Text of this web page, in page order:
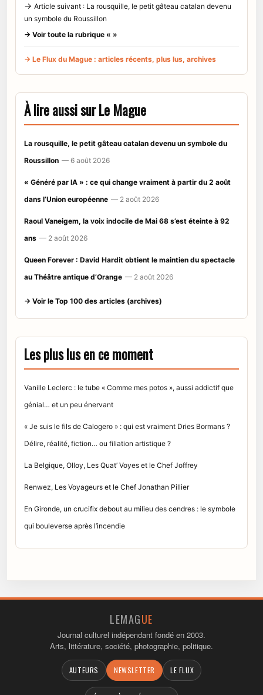
→ Article suivant : La rousquille, le petit gâteau catalan devenu
un symbole du Roussillon
→ Voir toute la rubrique « »
→ Le Flux du Mague : articles récents, plus lus, archives
À lire aussi sur Le Mague
La rousquille, le petit gâteau catalan devenu un symbole du
Roussillon — 6 août 2026
« Généré par IA » : ce qui change vraiment à partir du 2 août
dans l’Union européenne — 2 août 2026
Raoul Vaneigem, la voix indocile de Mai 68 s’est éteinte à 92
ans — 2 août 2026
Queen Forever : David Hardit obtient le maintien du spectacle
au Théâtre antique d’Orange — 2 août 2026
→ Voir le Top 100 des articles (archives)
Les plus lus en ce moment
Vanille Leclerc : le tube « Comme mes potos », aussi addictif que
génial… et un peu énervant
« Je suis le fils de Calogero » : qui est vraiment Dries Bormans ?
Délire, réalité, fiction… ou filiation artistique ?
La Belgique, Olloy, Les Quat’ Voyes et le Chef Joffrey
Renwez, Les Voyageurs et le Chef Jonathan Pillier
En Gironde, un crucifix debout au milieu des cendres : le symbole
qui bouleverse après l’incendie
LEMAGUE
Journal culturel indépendant fondé en 2003.
Arts, littérature, société, photographie, politique.
AUTEURS NEWSLETTER LE FLUX